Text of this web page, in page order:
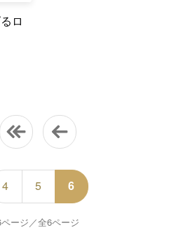
ロ
4 5 6
ージ／全6ページ